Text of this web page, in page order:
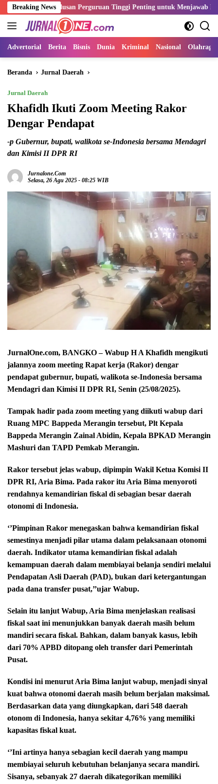
Langsung
ke
konten
Breaking News
Lulusan Perguruan Tinggi Penting untuk Menjawab Kebutuhan
Advertorial Berita Bisnis Dunia Kriminal Nasional Olahraga
Beranda Jurnal Daerah
Jurnal Daerah
Khafidh Ikuti Zoom Meeting Rakor
Dengar Pendapat
-p Gubernur, bupati, walikota se-Indonesia bersama Mendagri
dan Kimisi II DPR RI
Jurnalone.com
Selasa, 26 Agu 2025 - 08:25 WIB
JurnalOne.com, BANGKO – Wabup H A Khafidh mengikuti
jalannya zoom meeting Rapat kerja (Rakor) dengar
pendapat gubernur, bupati, walikota se-Indonesia bersama
Mendagri dan Kimisi II DPR RI, Senin (25/08/2025).
Tampak hadir pada zoom meeting yang diikuti wabup dari
Ruang MPC Bappeda Merangin tersebut, Plt Kepala
Bappeda Merangin Zainal Abidin, Kepala BPKAD Merangin
Mashuri dan TAPD Pemkab Merangin.
Rakor tersebut jelas wabup, dipimpin Wakil Ketua Komisi II
DPR RI, Aria Bima. Pada rakor itu Aria Bima menyoroti
rendahnya kemandirian fiskal di sebagian besar daerah
otonomi di Indonesia.
‘’Pimpinan Rakor menegaskan bahwa kemandirian fiskal
semestinya menjadi pilar utama dalam pelaksanaan otonomi
daerah. Indikator utama kemandirian fiskal adalah
kemampuan daerah dalam membiayai belanja sendiri melalui
Pendapatan Asli Daerah (PAD), bukan dari ketergantungan
pada dana transfer pusat,’’ujar Wabup.
Selain itu lanjut Wabup, Aria Bima menjelaskan realisasi
fiskal saat ini menunjukkan banyak daerah masih belum
mandiri secara fiskal. Bahkan, dalam banyak kasus, lebih
dari 70% APBD ditopang oleh transfer dari Pemerintah
Pusat.
Kondisi ini menurut Aria Bima lanjut wabup, menjadi sinyal
kuat bahwa otonomi daerah masih belum berjalan maksimal.
Berdasarkan data yang diungkapkan, dari 548 daerah
otonom di Indonesia, hanya sekitar 4,76% yang memiliki
kapasitas fiskal kuat.
‘’Ini artinya hanya sebagian kecil daerah yang mampu
membiayai seluruh kebutuhan belanjanya secara mandiri.
Sisanya, sebanyak 27 daerah dikategorikan memiliki